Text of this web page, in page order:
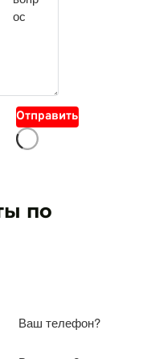
Отправить
по